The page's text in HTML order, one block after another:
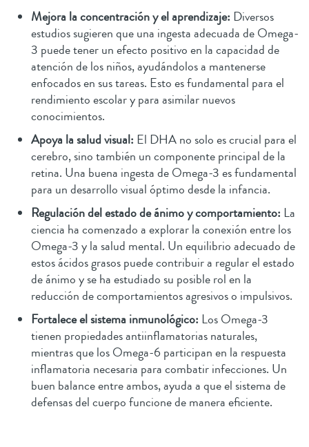
Mejora la concentración y el aprendizaje: Diversos
estudios sugieren que una ingesta adecuada de Omega-
3 puede tener un efecto positivo en la capacidad de
atención de los niños, ayudándolos a mantenerse
enfocados en sus tareas. Esto es fundamental para el
rendimiento escolar y para asimilar nuevos
conocimientos.
Apoya la salud visual: El DHA no solo es crucial para el
cerebro, sino también un componente principal de la
retina. Una buena ingesta de Omega-3 es fundamental
para un desarrollo visual óptimo desde la infancia.
Regulación del estado de ánimo y comportamiento: La
ciencia ha comenzado a explorar la conexión entre los
Omega-3 y la salud mental. Un equilibrio adecuado de
estos ácidos grasos puede contribuir a regular el estado
de ánimo y se ha estudiado su posible rol en la
reducción de comportamientos agresivos o impulsivos.
Fortalece el sistema inmunológico: Los Omega-3
tienen propiedades antiinflamatorias naturales,
mientras que los Omega-6 participan en la respuesta
inflamatoria necesaria para combatir infecciones. Un
buen balance entre ambos, ayuda a que el sistema de
defensas del cuerpo funcione de manera eficiente.